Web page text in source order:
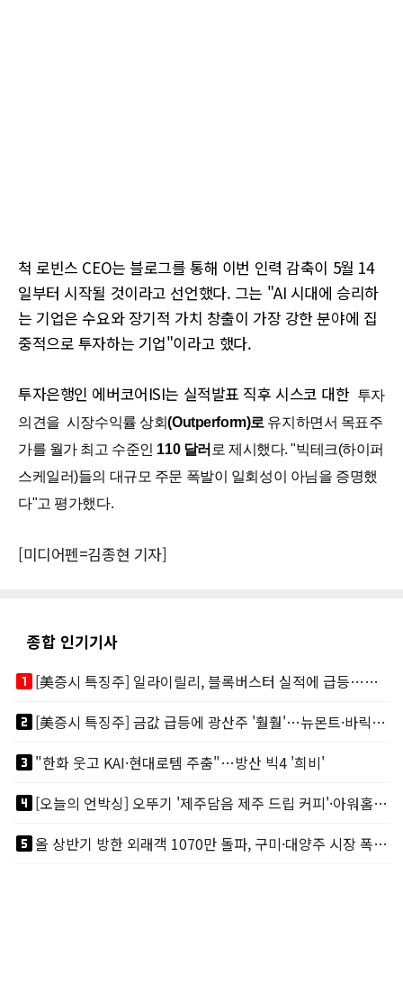
척 로빈스 CEO는 블로그를 통해 이번 인력 감축이 5월 14
일부터 시작될 것이라고 선언했다. 그는 "AI 시대에 승리하
는 기업은 수요와 장기적 가치 창출이 가장 강한 분야에 집
중적으로 투자하는 기업"이라고 했다.
투자은행인 에버코어ISI는 실적발표 직후 시스코 대한 투자
의견을 시장수익률 상회(Outperform)로 유지하면서 목표주
가를 월가 최고 수준인 110 달러 로 제시했다. "빅테크(하이퍼
스케일러)들의 대규모 주문 폭발이 일회성이 아님을 증명했
다"고 평가했다.
[미디어펜=김종현 기자]
종합 인기기사
looks_one
[美증시 특징주] 일라이릴리, 블록버스터 실적에 급등…마운자로 매출 폭발
looks_two
[美증시 특징주] 금값 급등에 광산주 '훨훨'…뉴몬트·바릭마이닝 주도
looks_3"한화 웃고 KAI·현대로템 주춤"…방산 빅4 '희비'
looks_4
[오늘의 언박싱] 오뚜기 '제주담음 제주 드립 커피'·아워홈 ‘갓석박지’ 外
looks_5
올 상반기 방한 외래객 1070만 돌파, 구미·대양주 시장 폭발적 성장